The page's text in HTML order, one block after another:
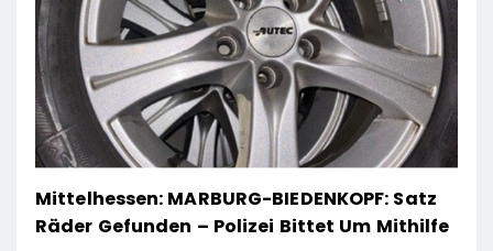
Mittelhessen: MARBURG-BIEDENKOPF: Satz
Räder Gefunden – Polizei Bittet Um Mithilfe